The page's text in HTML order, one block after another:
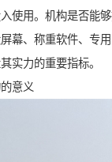
使用。机构是否能够
幕、称重软件、专
实力的重要指标。
意义